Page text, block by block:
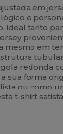
em
e
ideal tanto
mesmo em
redonda
sua forma
ou como
t-shirt